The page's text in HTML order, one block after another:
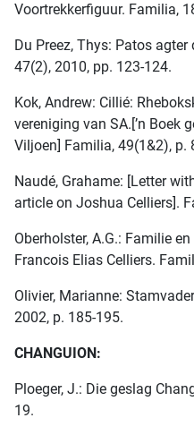
Voortrekkerfiguur. Familia,
Du Preez, Thys: Patos
47(2), 2010, pp. 123-124.
Kok, Andrew: Cillié:
vereniging van SA.[’n Boek
Viljoen] Familia, 49(1&2), p.
Naudé, Grahame: [Letter
article on Joshua Celliers].
Oberholster, A.G.: Familie
Francois Elias Celliers.
Olivier, Marianne:
2002, p. 185-195.
CHANGUION:
Ploeger, J.: Die geslag
19.